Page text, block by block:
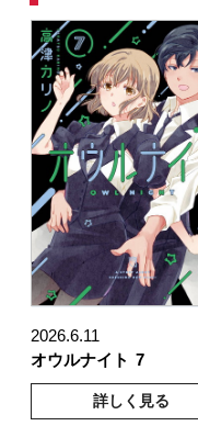
2026.6.11
オウルナイト 7
詳しく見る